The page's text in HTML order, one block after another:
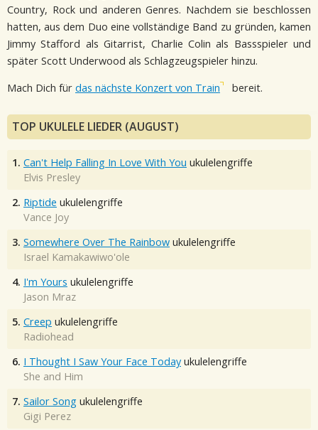
Country, Rock und anderen Genres. Nachdem sie beschlossen
hatten, aus dem Duo eine vollständige Band zu gründen, kamen
Jimmy Stafford als Gitarrist, Charlie Colin als Bassspieler und
später Scott Underwood als Schlagzeugspieler hinzu.
Mach Dich für das nächste Konzert von Train bereit.
TOP UKULELE LIEDER (AUGUST)
1. Can't Help Falling In Love With You ukulelengriffe
Elvis Presley
2. Riptide ukulelengriffe
Vance Joy
3. Somewhere Over The Rainbow ukulelengriffe
Israel Kamakawiwo'ole
4. I'm Yours ukulelengriffe
Jason Mraz
5. Creep ukulelengriffe
Radiohead
6. I Thought I Saw Your Face Today ukulelengriffe
She and Him
7. Sailor Song ukulelengriffe
Gigi Perez